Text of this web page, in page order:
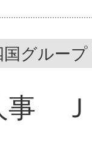
国グループ
事